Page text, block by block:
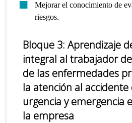
Mejorar el conocimiento de
riesgos.
Bloque 3: Aprendizaje
integral al trabajador
de las enfermedades
la atención al accidente
urgencia y emergencia
la empresa